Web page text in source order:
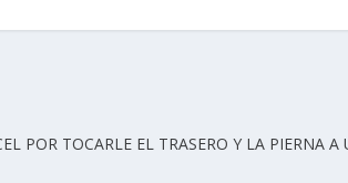
POR TOCARLE EL TRASERO Y LA PIERNA